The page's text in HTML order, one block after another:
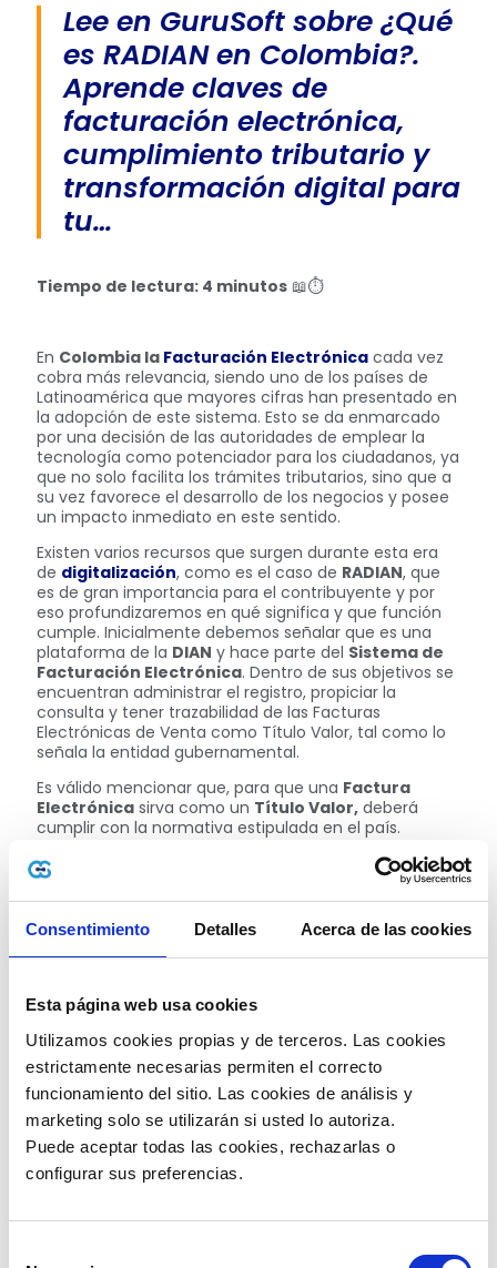
Consentimiento Detalles Acerca de las cookies
Esta página web usa cookies
Utilizamos cookies propias y de terceros. Las cookies
estrictamente necesarias permiten el correcto
funcionamiento del sitio. Las cookies de análisis y
marketing solo se utilizarán si usted lo autoriza.
Puede aceptar todas las cookies, rechazarlas o
configurar sus preferencias.
Lee en GuruSoft sobre ¿Qué
es RADIAN en Colombia?.
Aprende claves de
facturación electrónica,
cumplimiento tributario y
transformación digital para
tu…
Tiempo de lectura: 4 minutos 📖⏱️
En Colombia la Facturación Electrónica cada vez
cobra más relevancia, siendo uno de los países de
Latinoamérica que mayores cifras han presentado en
la adopción de este sistema. Esto se da enmarcado
por una decisión de las autoridades de emplear la
tecnología como potenciador para los ciudadanos, ya
que no solo facilita los trámites tributarios, sino que a
su vez favorece el desarrollo de los negocios y posee
un impacto inmediato en este sentido.
Existen varios recursos que surgen durante esta era
de digitalización, como es el caso de RADIAN, que
es de gran importancia para el contribuyente y por
eso profundizaremos en qué significa y que función
cumple. Inicialmente debemos señalar que es una
plataforma de la DIAN y hace parte del Sistema de
Facturación Electrónica. Dentro de sus objetivos se
encuentran administrar el registro, propiciar la
consulta y tener trazabilidad de las Facturas
Electrónicas de Venta como Título Valor, tal como lo
señala la entidad gubernamental.
Es válido mencionar que, para que una Factura
Electrónica sirva como un Título Valor, deberá
cumplir con la normativa estipulada en el país.
transferida a un tercero por
factoring electrónico,
los participantes que se
encuentran habilitados son el facturador electrónico,
el proveedor tecnológico,factor y sistema de
involucradas en este proceso, entre ellos los
recalca otros beneficios:
1.Más de 600.000 contribuyentes podrían realizar
factoring electrónico.
2.Genera la trazabilidad y unicidad para futuras
negociaciones y sobre todo la financiación de Pymes.
3.Permite visualizar y escoger la factura que desean
negocio.